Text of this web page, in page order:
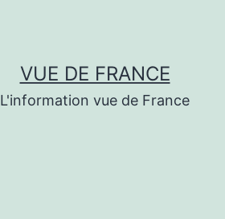
VUE DE FRANCE
L'information vue de France